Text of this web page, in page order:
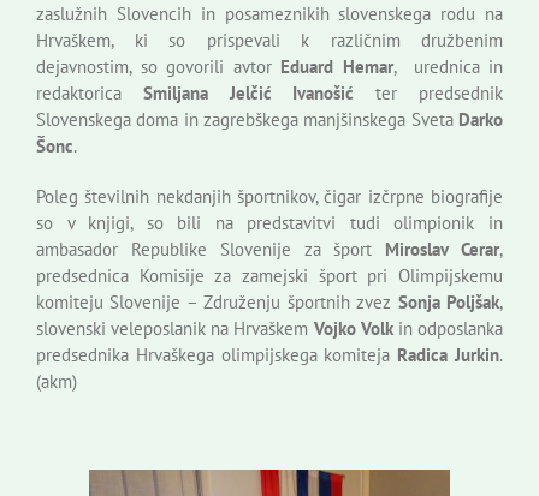
Založništvo
Koristne informacije
zaslužnih Slovencih in posameznikih slovenskega rodu na
Hrvaškem, ki so prispevali k različnim družbenim
dejavnostim, so govorili avtorEduard Hemar, urednica in
redaktorica Smiljana Jelčić Ivanošić ter predsednik
Slovenskega doma in zagrebškega manjšinskega SvetaDarko
Šonc.
Poleg številnih nekdanjih športnikov, čigar izčrpne biografije
so v knjigi, so bili na predstavitvi tudi olimpionik in
ambasador Republike Slovenije za šport Miroslav Cerar,
predsednica Komisije za zamejski šport pri Olimpijskemu
komiteju Slovenije – Združenju športnih zvez Sonja Poljšak,
slovenski veleposlanik na Hrvaškem Vojko Volkin odposlanka
predsednika Hrvaškega olimpijskega komiteja Radica Jurkin.
(akm)